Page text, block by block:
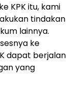
KPK itu, kami
tindakan
lainnya.
ke
dapat berjalan
yang